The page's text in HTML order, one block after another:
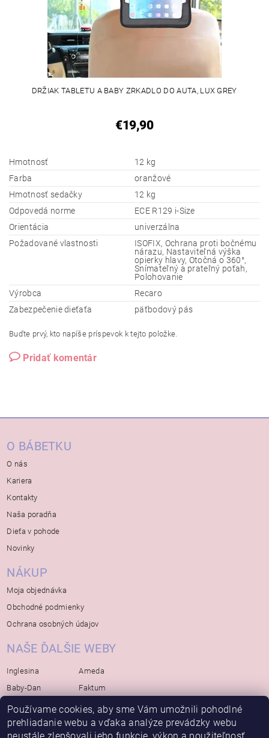
DRŽIAK TABLETU A BABY ZRKADLO DO AUTA, LUX GREY
€19,90
Hmotnosť
12 kg
Farba
oranžové
Hmotnosť sedačky
12 kg
Odpovedá norme
ECE R129 i-Size
Orientácia
univerzálna
Požadované vlastnosti
ISOFIX, Ochrana proti bočnému
nárazu, Nastaviteľná výška
opierky hlavy, Otočná o 360°,
Snímateľný a prateľný poťah,
Polohovanie
Výrobca
Recaro
Zabezpečenie dieťaťa
päťbodový pás
Buďte prvý, kto napíše príspevok k tejto položke.
Pridať komentár
O BÁBETKU
O nás
Kariera
Kontakty
Naša poradňa
Dieťa v pohode
Novinky
NÁKUP
Moja objednávka
Obchodné podmienky
Ochrana osobných údajov
NAŠE ĎALŠIE WEBY
Inglesina
Baby-Dan
Rialto
Bébé-Jou
Ameda
Faktum
Koelstra
Bambino-Mio
Používame cookies, aby sme Vám umožnili pohodlné
prehliadanie webu a vďaka analýze prevádzky webu